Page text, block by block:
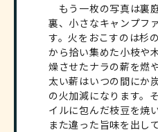
もう一枚の写真は裏
裏、小さなキャンプフ
す。火をおこすのは杉
から拾い集めた小枝や
燥させたナラの薪を燃
太い薪はいつの間にか
の火加減になります。
イルに包んだ枝豆を焼
また違った旨味を出し